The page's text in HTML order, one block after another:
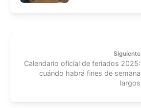
Siguiente
Calendario oficial de feriados 2025:
cuándo habrá fines de semana
largos